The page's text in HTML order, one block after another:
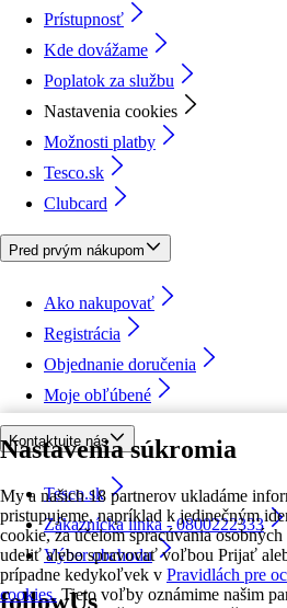
Nastavenia súkromia
My a našich 18 partnerov ukladáme
pristupujeme, napríklad k jedinečným
cookie, za účelom spracúvania
udeliť alebo spravovať voľbou Prijať
prípadne kedykoľvek v Pravidlách pre
cookies. Tieto voľby oznámime našim
Prístupnosť
Kde dovážame
Poplatok za službu
Nastavenia cookies
Možnosti platby
Tesco.sk
Clubcard
Pred prvým nákupom
Ako nakupovať
Registrácia
Objednanie doručenia
Moje obľúbené
Kontaktujte nás
Tesco.sk
Zákaznícka linka - 0800222333
Výber obchodu
followUs